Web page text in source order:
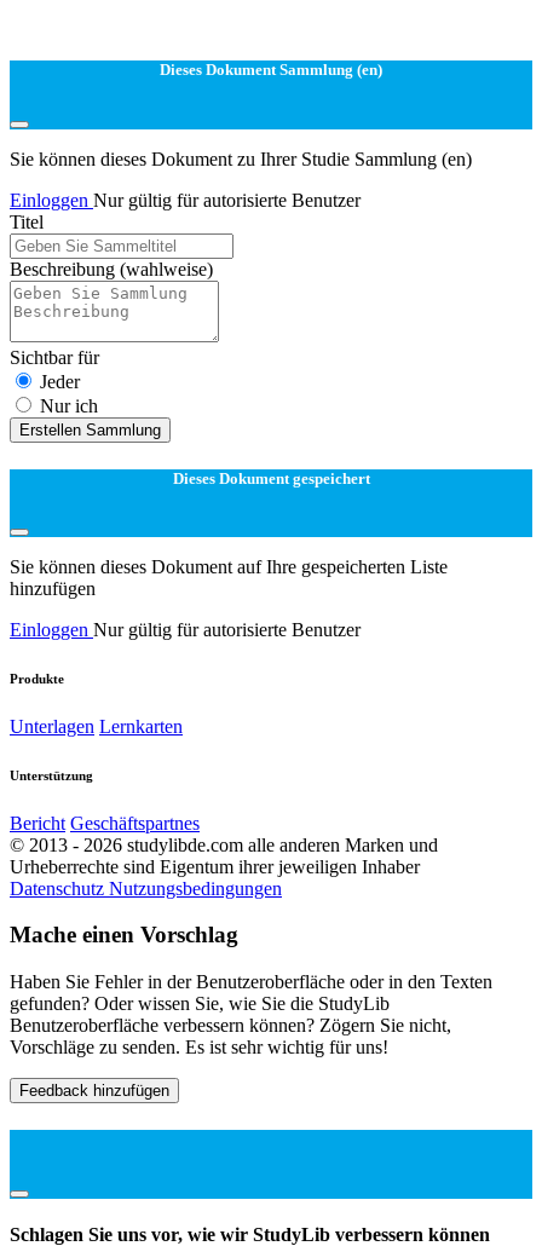
Dieses Dokument Sammlung (en)
Sie können dieses Dokument zu Ihrer Studie Sammlung (en)
Einloggen Nur gültig für autorisierte Benutzer
Titel
Beschreibung (wahlweise)
Sichtbar für
Jeder
Nur ich
Erstellen Sammlung
Dieses Dokument gespeichert
Sie können dieses Dokument auf Ihre gespeicherten Liste
hinzufügen
Einloggen Nur gültig für autorisierte Benutzer
Produkte
Unterlagen Lernkarten
Unterstützung
Bericht Geschäftspartnes
© 2013 - 2026 studylibde.com alle anderen Marken und
Urheberrechte sind Eigentum ihrer jeweiligen Inhaber
Datenschutz Nutzungsbedingungen
Mache einen Vorschlag
Haben Sie Fehler in der Benutzeroberfläche oder in den Texten
gefunden? Oder wissen Sie, wie Sie die StudyLib
Benutzeroberfläche verbessern können? Zögern Sie nicht,
Vorschläge zu senden. Es ist sehr wichtig für uns!
Feedback hinzufügen
Schlagen Sie uns vor, wie wir StudyLib verbessern können